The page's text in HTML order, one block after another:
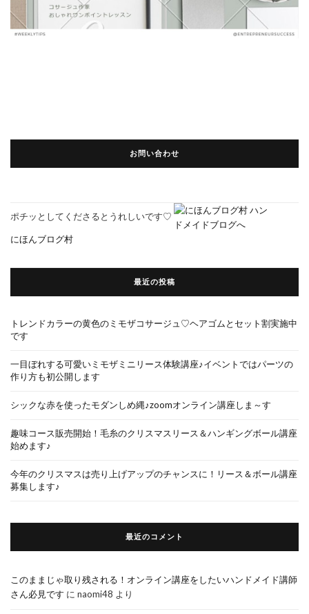
お問い合わせ
ポチッとしてくださるとうれしいです♡
にほんブログ村
最近の投稿
トレンドカラーの黄色のミモザコサージュ♡ヘアゴムとセット割実施中
です
一目ぼれする可愛いミモザミニリース体験講座♪イベントではパーツの
作り方も初公開します
シックな赤を使ったモダンしめ縄♪zoomオンライン講座しま～す
趣味コース販売開始！毛糸のクリスマスリース＆ハンギングボール講座
始めます♪
今年のクリスマスは売り上げアップのチャンスに！リース＆ボール講座
募集します♪
最近のコメント
このままじゃ取り残される！オンライン講座をしたいハンドメイド講師
さん必見です に naomi48 より